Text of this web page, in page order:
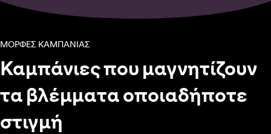
ΜΟΡΦΕΣ ΚΑΜΠΑΝΙΑΣ
Καμπάνιες που μαγνητίζουν
τα βλέμματα οποιαδήποτε
στιγμή